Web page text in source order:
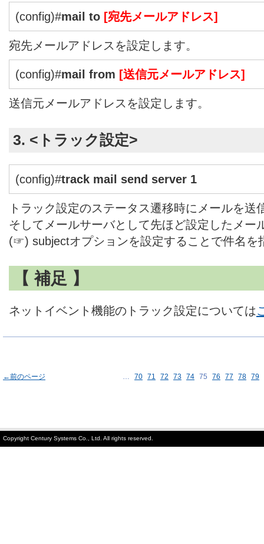
(config)#mail to [宛先メールアドレス]
宛先メールアドレスを設定します。
(config)#mail from [送信元メールアドレス]
送信元メールアドレスを設定します。
3. <トラック設定>
(config)#track mail send server 1
トラック設定のステータス遷移時にメールを送
そしてメールサーバとして先ほど設定したメー
(☞) subjectオプションを設定することで件名を
【 補足 】
ネットイベント機能のトラック設定については
←前のページ … 70 71 72 73 74 75 76 77 78 79
Copyright Century Systems Co., Ltd. All rights reserved.